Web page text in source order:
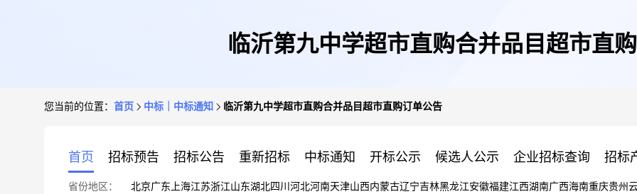
临沂第九中学超市直购合并品目超市直
您当前的位置： 首页 中标｜中标通知 临沂第九中学超市直购合并品目超市直购订单公告
首页 招标预告 招标公告 重新招标 中标通知 开标公示 候选人公示 企业招标查询 招标
省份地区： 北京广东 上海江苏浙江山东湖北四川 河北河南天津山西内蒙古辽宁吉林黑龙江安徽福建江西湖南广西海南重庆贵州